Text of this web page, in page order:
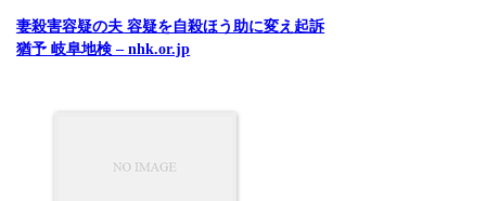
妻殺害容疑の夫 容疑を自殺ほう助に変え起訴
猶予 岐阜地検 – nhk.or.jp